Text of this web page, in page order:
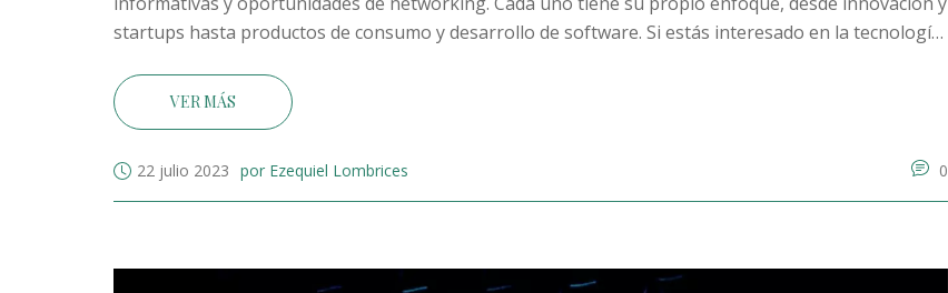
startups hasta productos de consumo y desarrollo de software. Si estás interesado en la tecnología,
VER MÁS
22 julio 2023 por Ezequiel Lombrices 0